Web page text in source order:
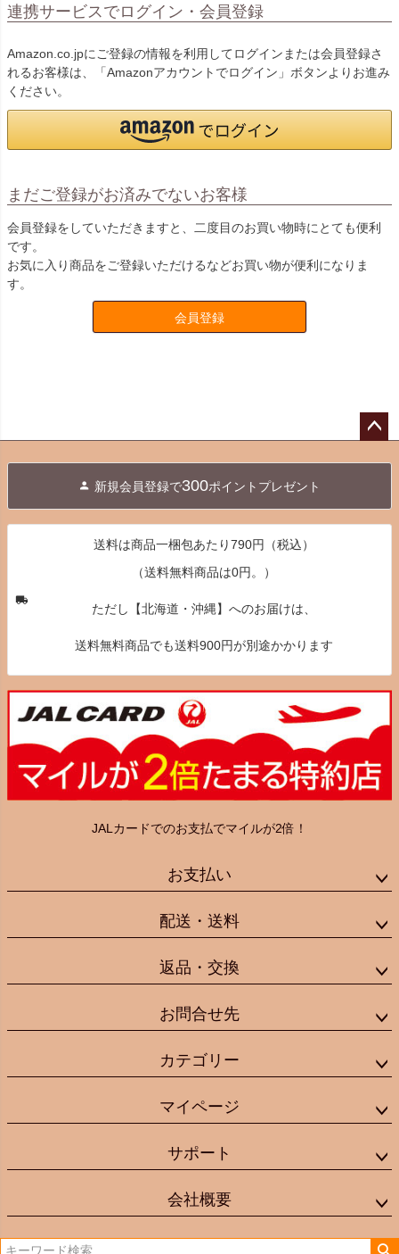
連携サービスでログイン・会員登録
Amazon.co.jpにご登録の情報を利用してログインまたは会員登録さ
れるお客様は、「Amazonアカウントでログイン」ボタンよりお進み
ください。
まだご登録がお済みでないお客様
会員登録をしていただきますと、二度目のお買い物時にとても便利
です。
お気に入り商品をご登録いただけるなどお買い物が便利になりま
す。
会員登録
へ
新規会員登録で300ポイントプレゼント
送料は商品一梱包あたり790円（税込）
（送料無料商品は0円。）
ただし【北海道・沖縄】へのお届けは、
送料無料商品でも送料900円が別途かかります
JALカードでのお支払でマイルが2倍！
お支払い
配送・送料
返品・交換
お問合せ先
カテゴリー
マイページ
サポート
会社概要